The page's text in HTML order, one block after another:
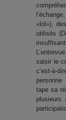
«lol»),
utilisés
saisir le
c’est-à-
tape sa
plusieurs